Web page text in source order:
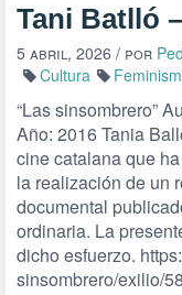
Tani Batlló
5 abril, 2026 / por
Cultura
“Las sinsombrero”
Año: 2016 Tania
cine catalana que
la realización de un
documental
ordinaria. La
dicho esfuerzo.
sinsombrero/exilio/